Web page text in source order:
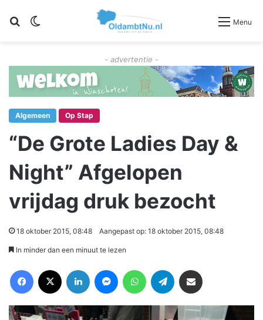
Zoeken Menu
- advertentie -
Algemeen Op Stap
“De Grote Ladies Day &
Night” Afgelopen
vrijdag druk bezocht
18 oktober 2015, 08:48 Aangepast op: 18 oktober 2015, 08:48
In minder dan een minuut te lezen